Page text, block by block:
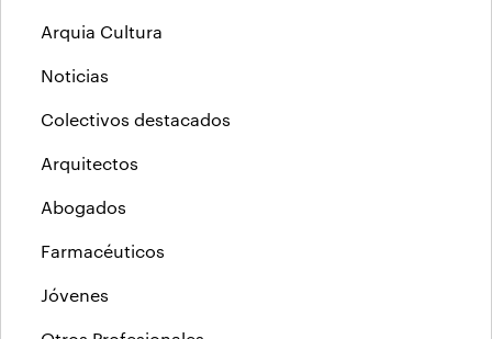
Arquia Cultura
Noticias
Colectivos destacados
Arquitectos
Abogados
Farmacéuticos
Jóvenes